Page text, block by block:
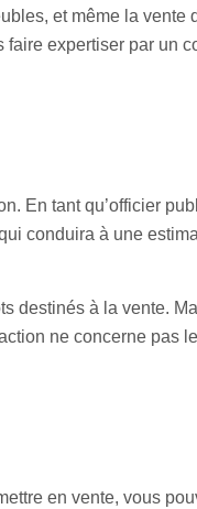
et même la vente
faire expertiser par un
En tant qu’officier
conduira à une
destinés à la vente.
ne concerne pas
en vente, vous